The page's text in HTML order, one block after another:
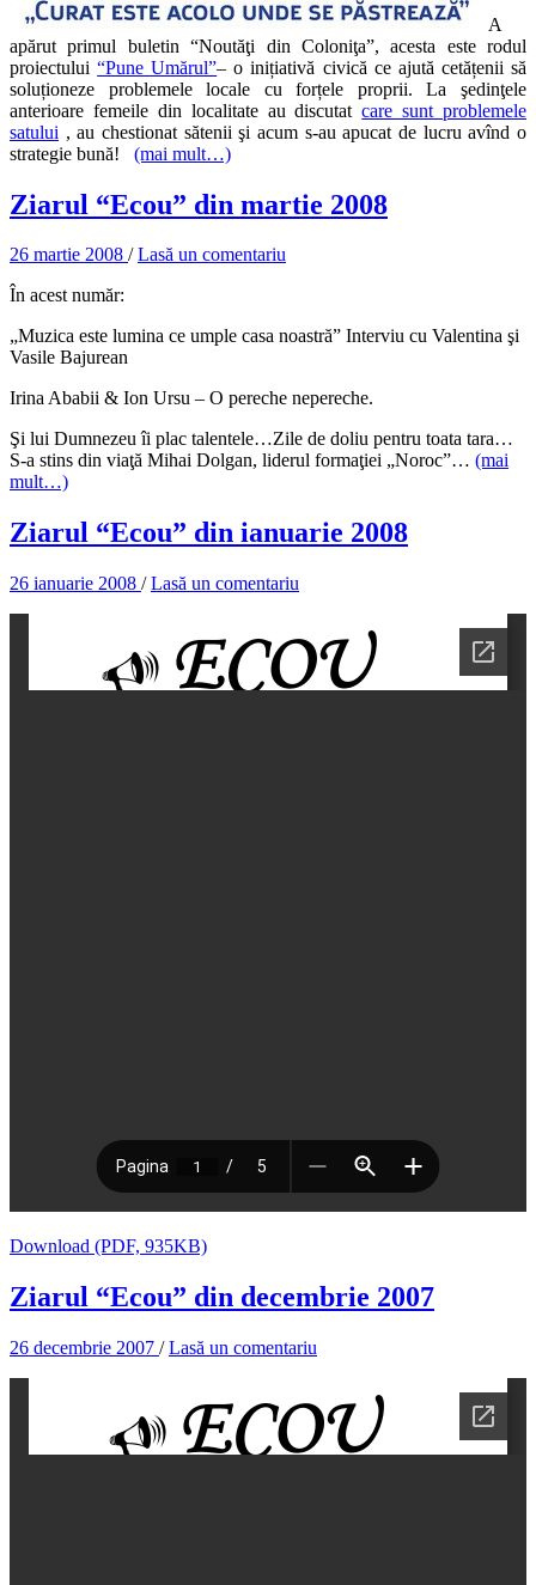
A
apărut primul buletin “Noutăţi din Coloniţa”, acesta este rodul
proiectului“Pune Umărul”– o inițiativă civică ce ajută cetățenii să
soluționeze problemele locale cu forțele proprii. La şedinţele
anterioare femeile din localitate au discutatcare sunt problemele
satului , au chestionat sătenii şi acum s-au apucat de lucru avînd o
strategie bună! (mai mult…)
Ziarul “Ecou” din martie 2008
26 martie 2008 /Lasă un comentariu
În acest număr:
„Muzica este lumina ce umple casa noastră” Interviu cu Valentina şi
Vasile Bajurean
Irina Ababii & Ion Ursu – O pereche nepereche.
Şi lui Dumnezeu îi plac talentele…Zile de doliu pentru toata tara…
S-a stins din viaţă Mihai Dolgan, liderul formaţiei „Noroc”… (mai
mult…)
Ziarul “Ecou” din ianuarie 2008
26 ianuarie 2008 /Lasă un comentariu
Download (PDF, 935KB)
Ziarul “Ecou” din decembrie 2007
26 decembrie 2007 /Lasă un comentariu